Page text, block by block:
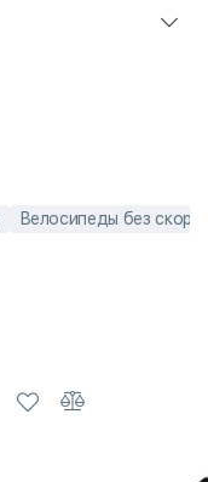
Велосипеды без